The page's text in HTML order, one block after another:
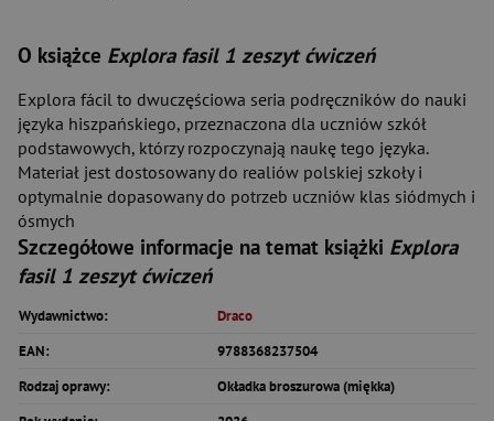
O książce Explora fasil 1 zeszyt ćwiczeń
Explora fácil to dwuczęściowa seria podręczników do nauki
języka hiszpańskiego, przeznaczona dla uczniów szkół
podstawowych, którzy rozpoczynają naukę tego języka.
Materiał jest dostosowany do realiów polskiej szkoły i
optymalnie dopasowany do potrzeb uczniów klas siódmych i
ósmych
Szczegółowe informacje na temat książki Explora
fasil 1 zeszyt ćwiczeń
Wydawnictwo:
Draco
EAN:
9788368237504
Rodzaj oprawy:
Okładka broszurowa (miękka)